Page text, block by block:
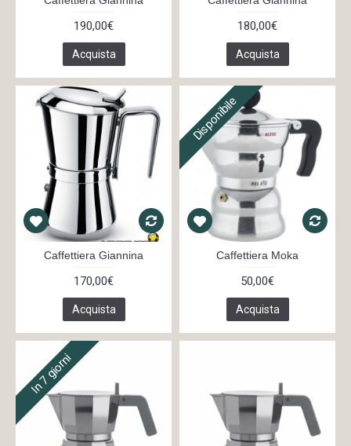
190,00€
Acquista
180,00€
Acquista
Caffettiera Giannina
170,00€
Acquista
Disponibile
Caffettiera Moka
50,00€
Acquista
In 7 giorni